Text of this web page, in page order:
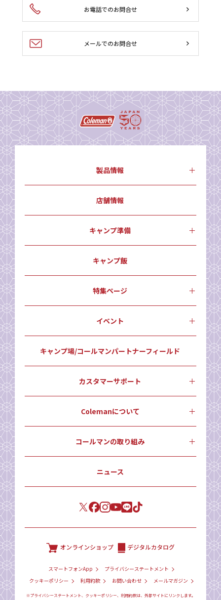
お電話でのお問合せ
メールでのお問合せ
製品情報
店舗情報
キャンプ準備
キャンプ飯
特集ページ
イベント
キャンプ場/コールマンパートナーフィールド
カスタマーサポート
Colemanについて
コールマンの取り組み
ニュース
オンラインショップ デジタルカタログ
スマートフォンApp
プライバシーステートメント
クッキーポリシー
利用約款 お問い合わせ メールマガジン
※プライバシーステートメント、クッキーポリシー、利用約款は、外部サイトにリンクします。